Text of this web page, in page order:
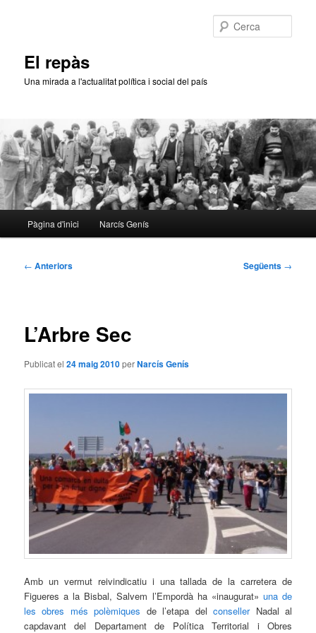
El repàs
Una mirada a l'actualitat política i social del país
principal
Pàgina d'inici Narcís Genís
Navegació
← Anteriors Següents →
L’Arbre Sec
Publicat el24 maig 2010perNarcís Genís
Amb un vermut reivindicatiu i una tallada de la carretera de
Figueres a la Bisbal, Salvem l’Empordà ha «inaugurat» una de
les obres més polèmiques de l’etapa delconseller Nadal al
capdavant del Departament de Política Territorial i Obres